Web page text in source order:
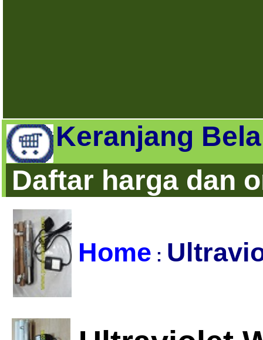
Keranjang
Daftar harga dan
Home :